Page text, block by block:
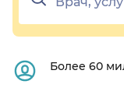
Более 60